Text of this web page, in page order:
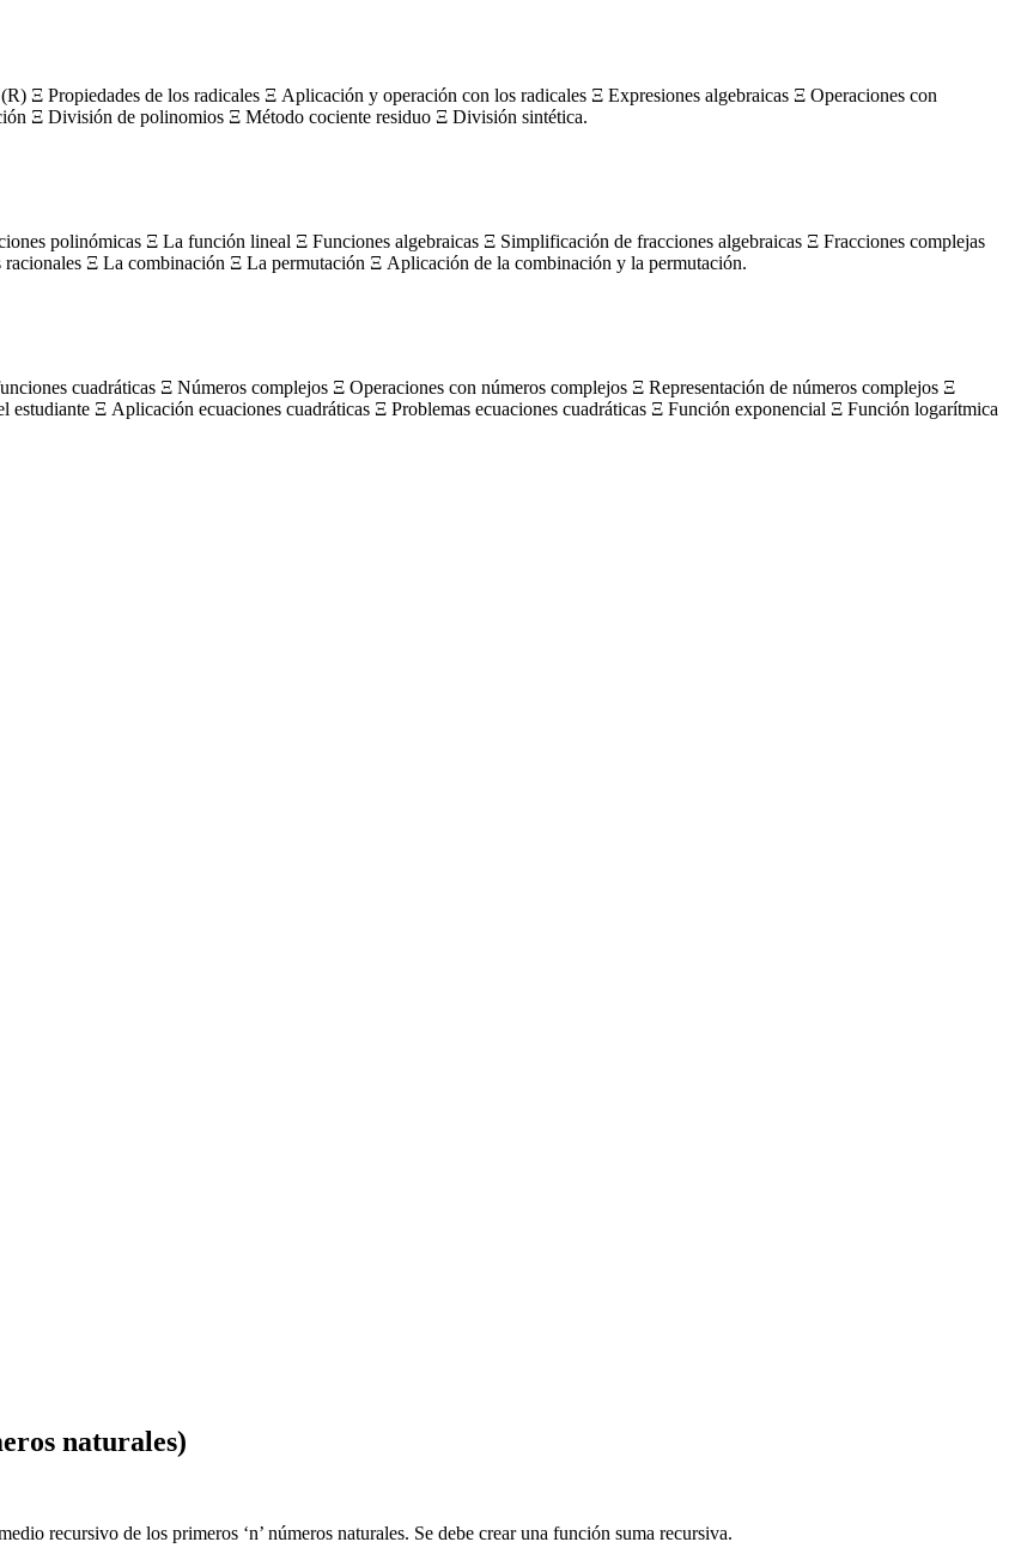
Ξ Propiedades de los radicales Ξ Aplicación y operación con los radicales Ξ Expresiones algebraicas Ξ Operaciones con
Ξ División de polinomios Ξ Método cociente residuo Ξ División sintética.
polinómicas Ξ La función lineal Ξ Funciones algebraicas Ξ Simplificación de fracciones algebraicas Ξ Fracciones complejas
Ξ La combinación Ξ La permutación Ξ Aplicación de la combinación y la permutación.
cuadráticas Ξ Números complejos Ξ Operaciones con números complejos Ξ Representación de números complejos Ξ
Ξ Aplicación ecuaciones cuadráticas Ξ Problemas ecuaciones cuadráticas Ξ Función exponencial Ξ Función logarítmica
naturales)
recursivo de los primeros ‘n’ números naturales. Se debe crear una función suma recursiva.